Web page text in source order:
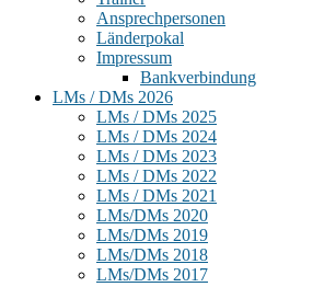
Ansprechpersonen
Länderpokal
Impressum
Bankverbindung
LMs / DMs 2026
LMs / DMs 2025
LMs / DMs 2024
LMs / DMs 2023
LMs / DMs 2022
LMs / DMs 2021
LMs/DMs 2020
LMs/DMs 2019
LMs/DMs 2018
LMs/DMs 2017